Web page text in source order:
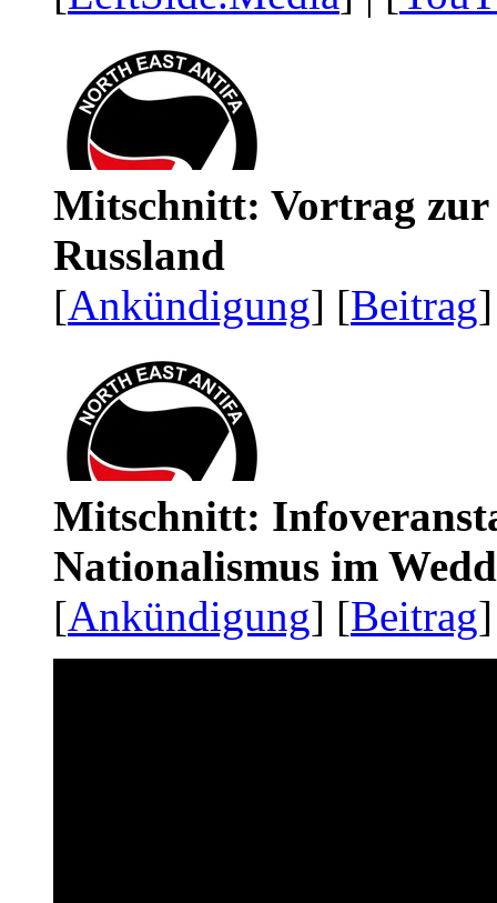
Mitschnitt: Vortrag zur
Russland
[Ankündigung] [Beitrag
Mitschnitt:
Nationalismus im
[Ankündigung] [Beitrag